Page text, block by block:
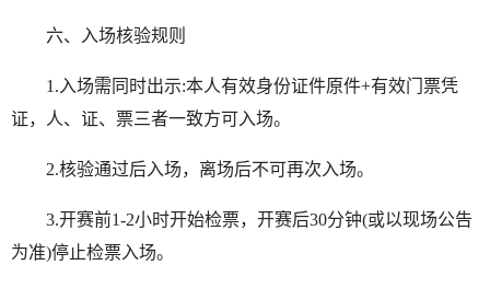
六、入场核验规则
1.入场需同时出示:本人有效身份证件原件+有效门票凭
证，人、证、票三者一致方可入场。
2.核验通过后入场，离场后不可再次入场。
3.开赛前1-2小时开始检票，开赛后30分钟(或以现场公告
为准)停止检票入场。